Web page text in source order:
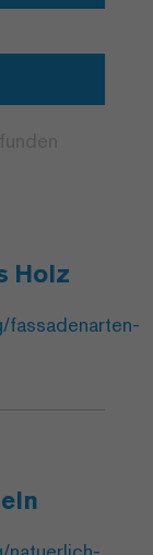
Holz
fassadenarten-